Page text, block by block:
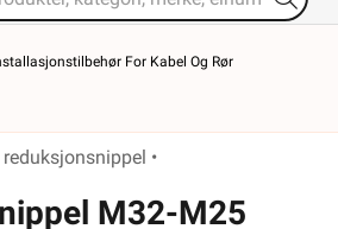
For Kabel Og Rør
•
M32-M25